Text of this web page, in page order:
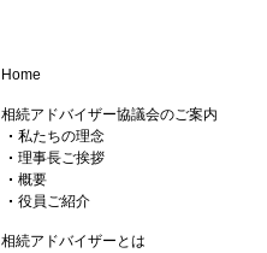
Home
相続アドバイザー協議会のご案内
私たちの理念
理事長ご挨拶
概要
役員ご紹介
相続アドバイザーとは